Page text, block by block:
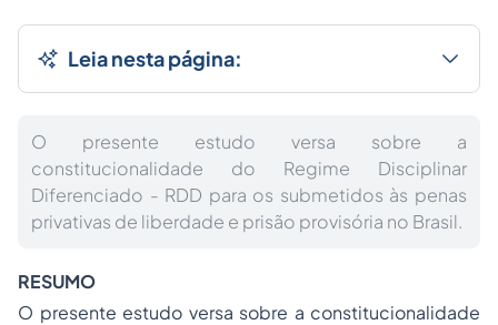
Leia nesta página:
O presente estudo versa sobre a
constitucionalidade do Regime Disciplinar
Diferenciado - RDD para os submetidos às penas
privativas de liberdade e prisão provisória no Brasil.
RESUMO
O presente estudo versa sobre a constitucionalidade